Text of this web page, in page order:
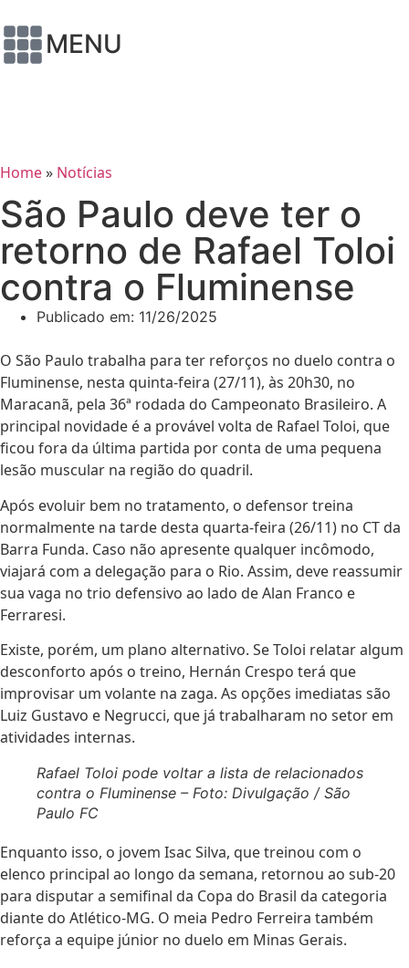
MENU
Home» Notícias
São Paulo deve ter o
retorno de Rafael Toloi
contra o Fluminense
Publicado em: 11/26/2025
O São Paulo trabalha para ter reforços no duelo contra o
Fluminense, nesta quinta-feira (27/11), às 20h30, no
Maracanã, pela 36ª rodada do Campeonato Brasileiro. A
principal novidade é a provável volta de Rafael Toloi, que
ficou fora da última partida por conta de uma pequena
lesão muscular na região do quadril.
Após evoluir bem no tratamento, o defensor treina
normalmente na tarde desta quarta-feira (26/11) no CT da
Barra Funda. Caso não apresente qualquer incômodo,
viajará com a delegação para o Rio. Assim, deve reassumir
sua vaga no trio defensivo ao lado de Alan Franco e
Ferraresi.
Existe, porém, um plano alternativo. Se Toloi relatar algum
desconforto após o treino, Hernán Crespo terá que
improvisar um volante na zaga. As opções imediatas são
Luiz Gustavo e Negrucci, que já trabalharam no setor em
atividades internas.
Rafael Toloi pode voltar a lista de relacionados
contra o Fluminense – Foto: Divulgação / São
Paulo FC
Enquanto isso, o jovem Isac Silva, que treinou com o
elenco principal ao longo da semana, retornou ao sub-20
para disputar a semifinal da Copa do Brasil da categoria
diante do Atlético-MG. O meia Pedro Ferreira também
reforça a equipe júnior no duelo em Minas Gerais.